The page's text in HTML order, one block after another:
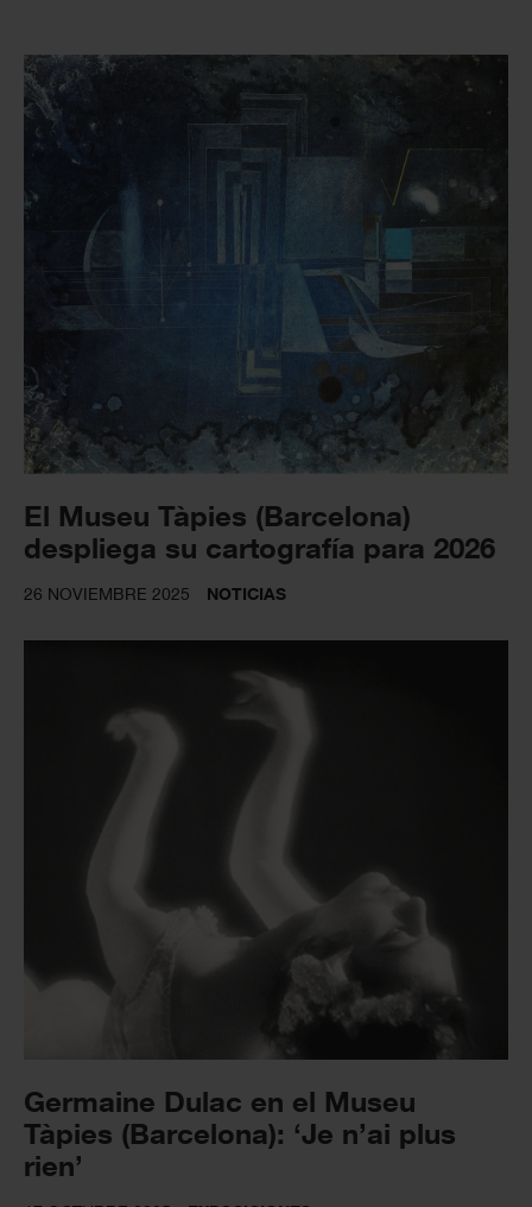
El Museu Tàpies (Barcelona)
despliega su cartografía para 2026
26 NOVIEMBRE 2025 NOTICIAS
Germaine Dulac en el Museu
Tàpies (Barcelona): ‘Je n’ai plus
rien’